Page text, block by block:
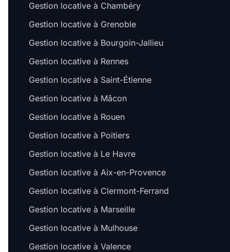
Gestion locative à Chambéry
Gestion locative à Grenoble
Gestion locative à Bourgoin-Jallieu
Gestion locative à Rennes
Gestion locative à Saint-Étienne
Gestion locative à Mâcon
Gestion locative à Rouen
Gestion locative à Poitiers
Gestion locative à Le Havre
Gestion locative à Aix-en-Provence
Gestion locative à Clermont-Ferrand
Gestion locative à Marseille
Gestion locative à Mulhouse
Gestion locative à Valence